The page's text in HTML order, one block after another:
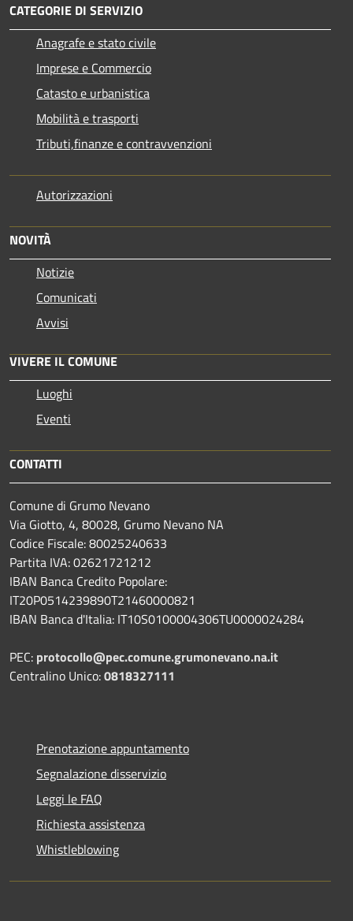
CATEGORIE DI SERVIZIO
Anagrafe e stato civile
Imprese e Commercio
Catasto e urbanistica
Mobilità e trasporti
Tributi,finanze e contravvenzioni
Autorizzazioni
NOVITÀ
Notizie
Comunicati
Avvisi
VIVERE IL COMUNE
Luoghi
Eventi
CONTATTI
Comune di Grumo Nevano
Via Giotto, 4, 80028, Grumo Nevano NA
Codice Fiscale: 80025240633
Partita IVA: 02621721212
IBAN Banca Credito Popolare:
IT20P0514239890T21460000821
IBAN Banca d'Italia: IT10S0100004306TU0000024284
PEC: protocollo@pec.comune.grumonevano.na.it
Centralino Unico:0818327111
Prenotazione appuntamento
Segnalazione disservizio
Leggi le FAQ
Richiesta assistenza
Whistleblowing